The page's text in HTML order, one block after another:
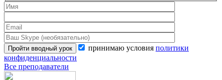
принимаю условия политики
конфиденциальности
Все преподаватели